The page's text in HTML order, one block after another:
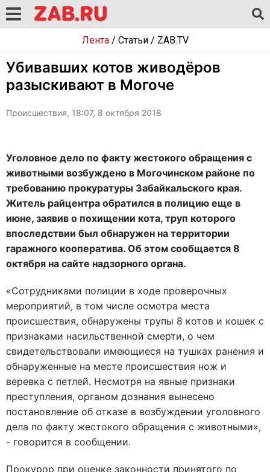
Лента/ Статьи/ ZAB.TV
Убивавших котов живодёров
разыскивают в Могоче
Происшествия, 18:07, 8 октября 2018
Уголовное дело по факту жестокого обращения с
животными возбуждено в Могочинском районе по
требованию прокуратуры Забайкальского края.
Житель райцентра обратился в полицию еще в
июне, заявив о похищении кота, труп которого
впоследствии был обнаружен на территории
гаражного кооператива. Об этом сообщается 8
октября на сайте надзорного органа.
«Сотрудниками полиции в ходе проверочных
мероприятий, в том числе осмотра места
происшествия, обнаружены трупы 8 котов и кошек с
признаками насильственной смерти, о чем
свидетельствовали имеющиеся на тушках ранения и
обнаруженные на месте происшествия нож и
веревка с петлей. Несмотря на явные признаки
преступления, органом дознания вынесено
постановление об отказе в возбуждении уголовного
дела по факту жестокого обращения с животными»,
- говорится в сообщении.
Прокурор при оценке законности принятого по